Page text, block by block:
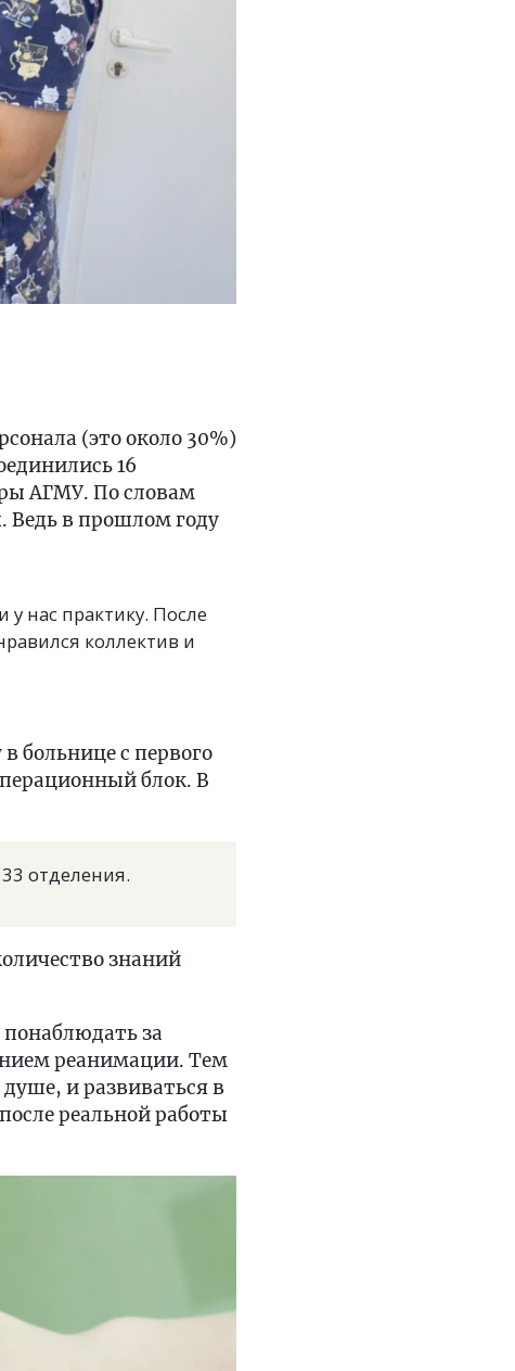
(это около 30%)
16
АГМУ. По словам
Ведь в прошлом году
у нас практику. После
коллектив и
больнице с первого
блок. В
отделения.
знаний
за
реанимации. Тем
и развиваться в
реальной работы